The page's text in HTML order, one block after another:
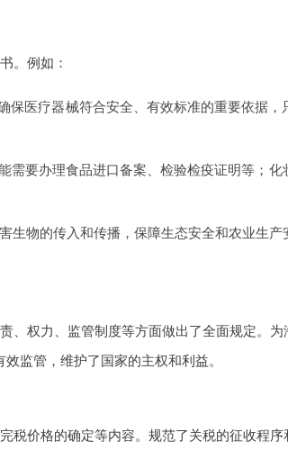
。例如：
保医疗器械符合安全、有效标准的重要依据
需要办理食品进口备案、检验检疫证明等；
生物的传入和传播，保障生态安全和农业生产
、权力、监管制度等方面做出了全面规定。
监管，维护了国家的主权和利益。
税价格的确定等内容。规范了关税的征收程